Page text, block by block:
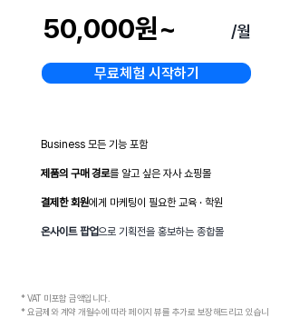
50,000원~ /월
무료체험 시작하기
Business 모든 기능 포함
제품의 구매 경로를 알고 싶은 자사 쇼핑몰
결제한 회원에게 마케팅이 필요한 교육 · 학원
온사이트 팝업으로 기획전을 홍보하는 종합몰
* VAT 미포함 금액입니다.
* 요금제와 계약 개월수에 따라 페이지 뷰를 추가로 보장해드리고 있습니